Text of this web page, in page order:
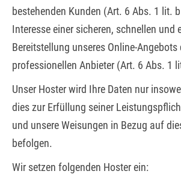
bestehenden Kunden (Art. 6 Abs. 1 lit.
Interesse einer sicheren, schnellen und
Bereitstellung unseres Online-Angebots
professionellen Anbieter (Art. 6 Abs. 1
Unser Hoster wird Ihre Daten nur
dies zur Erfüllung seiner
und unsere Weisungen in Bezug auf
befolgen.
Wir setzen folgenden Hoster ein: